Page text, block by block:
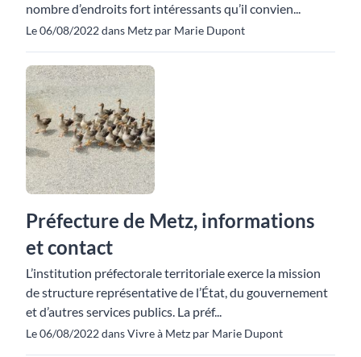
nombre d’endroits fort intéressants qu’il convien...
Le 06/08/2022 dans Metz par Marie Dupont
Préfecture de Metz, informations
et contact
L’institution préfectorale territoriale exerce la mission
de structure représentative de l’État, du gouvernement
et d’autres services publics. La préf...
Le 06/08/2022 dans Vivre à Metz par Marie Dupont